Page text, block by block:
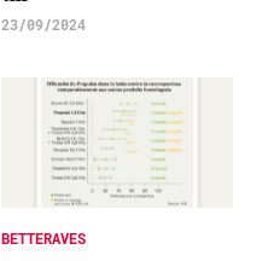
23/09/2024
BETTERAVES